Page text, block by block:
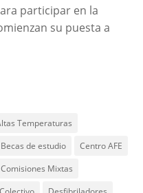
participar en la
su puesta a
Temperaturas
Becas de estudio
Centro AFE
Comisiones Mixtas